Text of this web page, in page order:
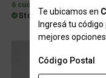
Te ubicamos en
Ingresá tu
mejores
Código Postal
6 cuotas con interés de
Stock para retiro/